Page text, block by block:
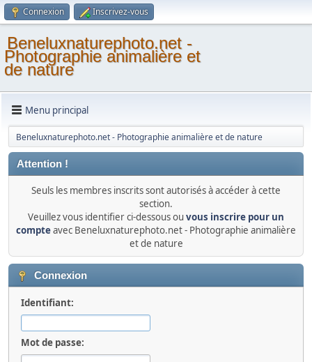
Connexion Inscrivez-vous
Beneluxnaturephoto.net -
Photographie animalière et
de nature
Menu principal
Beneluxnaturephoto.net - Photographie animalière et de nature
Attention !
Seuls les membres inscrits sont autorisés à accéder à cette
section.
Veuillez vous identifier ci-dessous ou vous inscrire pour un
compteavec Beneluxnaturephoto.net - Photographie animalière
et de nature
Connexion
Identifiant:
Mot de passe: